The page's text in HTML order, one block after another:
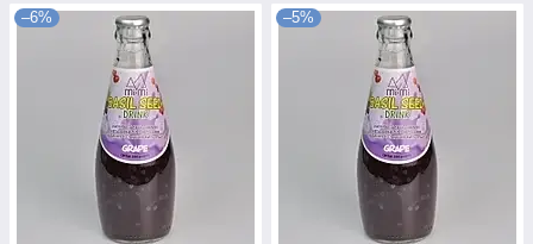
–6% –5%